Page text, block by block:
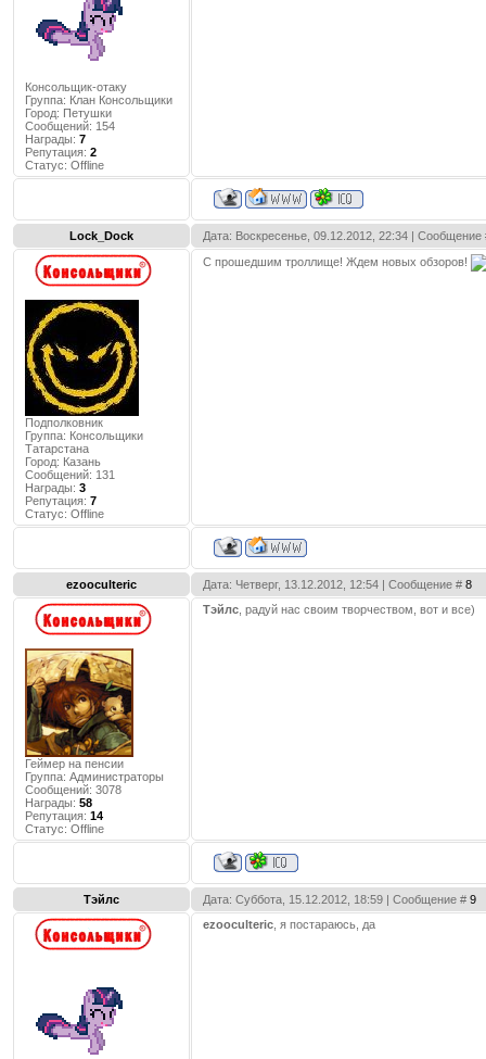
Консольщик-отаку
Группа: Клан Консольщики
Город: Петушки
Сообщений: 154
Награды: 7
Репутация: 2
Статус: Offline
Lock_Dock Дата: Воскресенье, 09.12.2012, 22:34 |
Подполковник
Группа: Консольщики
Татарстана
Город: Казань
Сообщений: 131
Награды: 3
Репутация: 7
Статус: Offline
С прошедшим троллище! Ждем новых обзоров!
ezooculteric Дата: Четверг, 13.12.2012, 12:54 | Сообщение # 8
Геймер на пенсии
Группа: Администраторы
Сообщений: 3078
Награды: 58
Репутация: 14
Статус: Offline
Тэйлс , радуй нас своим творчеством, вот и все)
Тэйлс Дата: Суббота, 15.12.2012, 18:59 | Сообщение # 9
ezooculteric , я постараюсь, да